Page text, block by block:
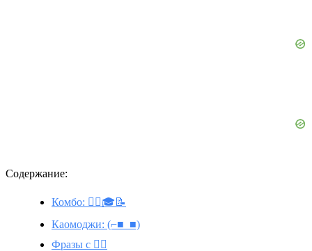
Содержание:
Комбо: 👨‍✈️🎓📝
Каомоджи: (⌐■_■)
Фразы с 👨‍✈️